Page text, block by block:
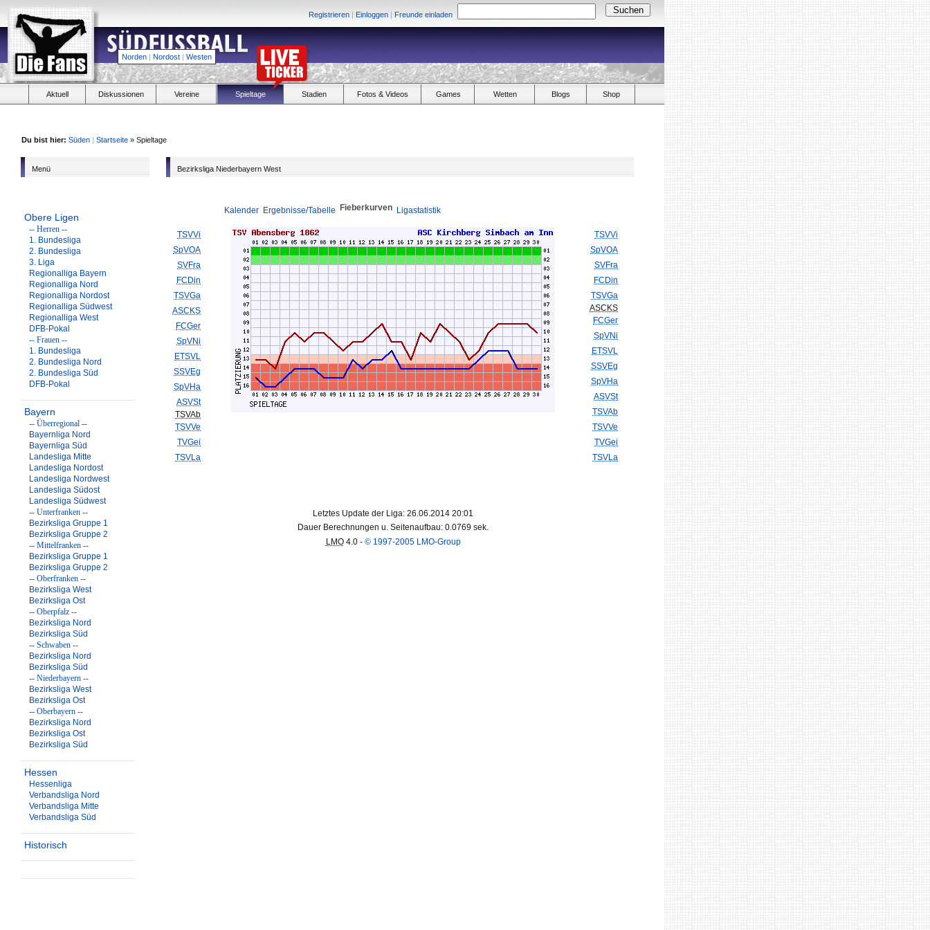
Registrieren | Einloggen | Freunde einladen
Norden | Nordost | Westen
Aktuell Diskussionen Vereine Spieltage Stadien Fotos & Videos Games Wetten Blogs Shop
Du bist hier: Süden | Startseite » Spieltage
Menü
Obere Ligen
-- Herren --
1. Bundesliga
2. Bundesliga
3. Liga
Regionalliga Bayern
Regionalliga Nord
Regionalliga Nordost
Regionalliga Südwest
Regionalliga West
DFB-Pokal
-- Frauen --
1. Bundesliga
2. Bundesliga Nord
2. Bundesliga Süd
DFB-Pokal
Bayern
-- Überregional --
Bayernliga Nord
Bayernliga Süd
Landesliga Mitte
Landesliga Nordost
Landesliga Nordwest
Landesliga Südost
Landesliga Südwest
-- Unterfranken --
Bezirksliga Gruppe 1
Bezirksliga Gruppe 2
-- Mittelfranken --
Bezirksliga Gruppe 1
Bezirksliga Gruppe 2
-- Oberfranken --
Bezirksliga West
Bezirksliga Ost
-- Oberpfalz --
Bezirksliga Nord
Bezirksliga Süd
-- Schwaben --
Bezirksliga Nord
Bezirksliga Süd
-- Niederbayern --
Bezirksliga West
Bezirksliga Ost
-- Oberbayern --
Bezirksliga Nord
Bezirksliga Ost
Bezirksliga Süd
Hessen
Hessenliga
Verbandsliga Nord
Verbandsliga Mitte
Verbandsliga Süd
Historisch
Bezirksliga Niederbayern West
Kalender Ergebnisse/Tabelle Fieberkurven Ligastatistik
TSVVi
SpVOA
SVFra
FCDin
TSVGa
ASCKS
FCGer
SpVNi
ETSVL
SSVEg
SpVHa
ASVSt
TSVAb
TSVVe
TVGei
TSVLa
TSVVi
SpVOA
SVFra
FCDin
TSVGa
ASCKS
FCGer
SpVNi
ETSVL
SSVEg
SpVHa
ASVSt
TSVAb
TSVVe
TVGei
TSVLa
Letztes Update der Liga: 26.06.2014 20:01
Dauer Berechnungen u. Seitenaufbau: 0.0769 sek.
LMO4.0 - © 1997-2005 LMO-Group